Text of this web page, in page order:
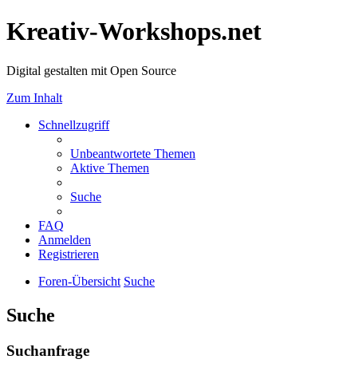
Kreativ-Workshops.net
Digital gestalten mit Open Source
Zum Inhalt
Schnellzugriff
Unbeantwortete Themen
Aktive Themen
Suche
FAQ
Anmelden
Registrieren
Foren-Übersicht Suche
Suche
Suchanfrage